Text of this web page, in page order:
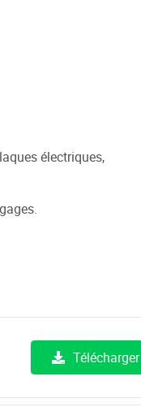
électriques,
Télécharger